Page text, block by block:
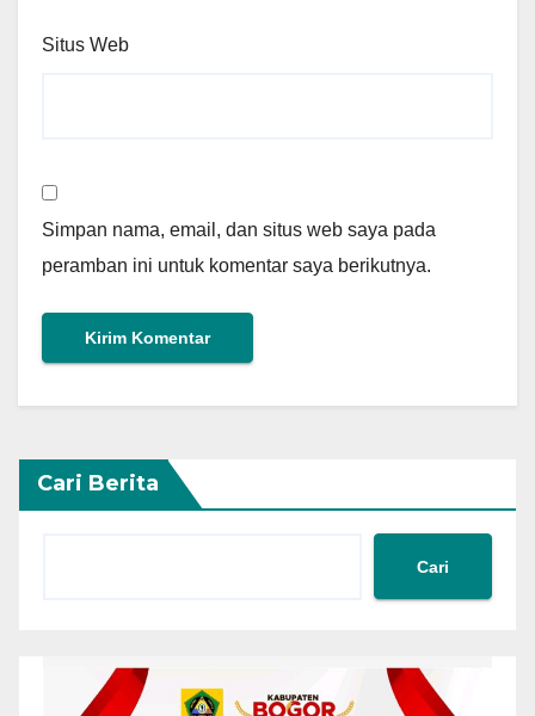
Situs Web
Simpan nama, email, dan situs web saya pada
peramban ini untuk komentar saya berikutnya.
Cari Berita
Cari